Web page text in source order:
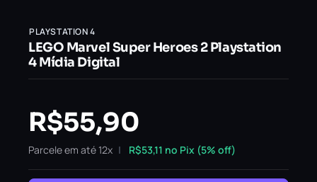
PLAYSTATION 4
LEGO Marvel Super Heroes 2 Playstation
4 Mídia Digital
R$55,90
Parcele em até 12x R$53,11 no Pix (5% off)